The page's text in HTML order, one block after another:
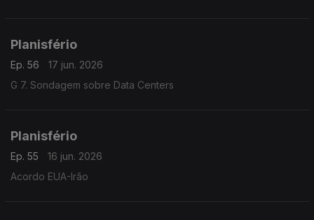
Planisfério
Ep. 56
17 jun. 2026
G 7. Sondagem sobre Data Centers
Planisfério
Ep. 55
16 jun. 2026
Acordo EUA-Irão